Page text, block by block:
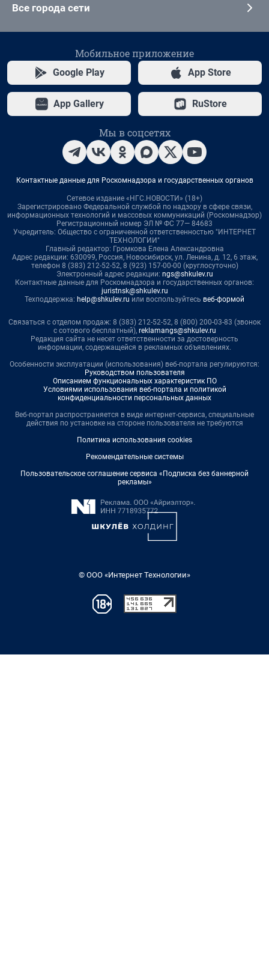
Все города сети
Мобильное приложение
Google Play App Store
App Gallery RuStore
Мы в соцсетях
Контактные данные для Роскомнадзора и государственных органов
Сетевое издание «НГС.НОВОСТИ» (18+)
Зарегистрировано Федеральной службой по надзору в сфере связи,
информационных технологий и массовых коммуникаций (Роскомнадзор)
Регистрационный номер ЭЛ № ФС 77— 84683
Учредитель: Общество с ограниченной ответственностью "ИНТЕРНЕТ
ТЕХНОЛОГИИ"
Главный редактор: Громкова Елена Александровна
Адрес редакции: 630099, Россия, Новосибирск, ул. Ленина, д. 12, 6 этаж,
телефон 8 (383) 212-52-52, 8 (923) 157-00-00 (круглосуточно)
Электронный адрес редакции: ngs@shkulev.ru
Контактные данные для Роскомнадзора и государственных органов:
juristnsk@shkulev.ru
Техподдержка: help@shkulev.ru или воспользуйтесь веб-формой
Связаться с отделом продаж: 8 (383) 212-52-52, 8 (800) 200-03-83 (звонок
с сотового бесплатный), reklamangs@shkulev.ru
Редакция сайта не несет ответственности за достоверность
информации, содержащейся в рекламных объявлениях.
Особенности эксплуатации (использования) веб-портала регулируются:
Руководством пользователя
Описанием функциональных характеристик ПО
Условиями использования веб-портала и политикой
конфиденциальности персональных данных
Веб-портал распространяется в виде интернет-сервиса, специальные
действия по установке на стороне пользователя не требуются
Политика использования cookies
Рекомендательные системы
Пользовательское соглашение сервиса «Подписка без баннерной
рекламы»
© ООО «Интернет Технологии»